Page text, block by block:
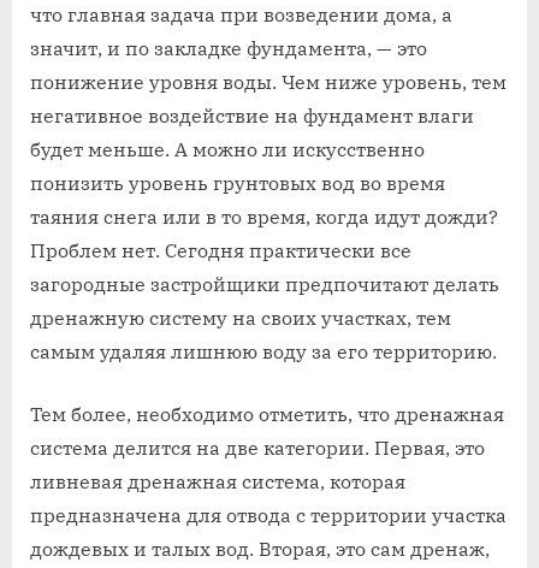
что главная задача при возведении дома, а
значит, и по закладке фундамента, — это
понижение уровня воды. Чем ниже уровень, тем
негативное воздействие на фундамент влаги
будет меньше. А можно ли искусственно
понизить уровень грунтовых вод во время
таяния снега или в то время, когда идут дожди?
Проблем нет. Сегодня практически все
загородные застройщики предпочитают делать
дренажную систему на своих участках, тем
самым удаляя лишнюю воду за его территорию.
Тем более, необходимо отметить, что дренажная
система делится на две категории. Первая, это
ливневая дренажная система, которая
предназначена для отвода с территории участка
дождевых и талых вод. Вторая, это сам дренаж,